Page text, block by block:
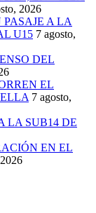
2026
A LA
U15 7 agosto,
DEL
EL
7 agosto,
LA SUB14 DE
EN EL